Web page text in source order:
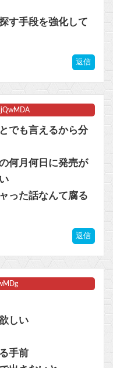
す手段を強化して
返信
でも言えるから分
何月何日に発売が
った話なんて腐る
返信
しい
手前